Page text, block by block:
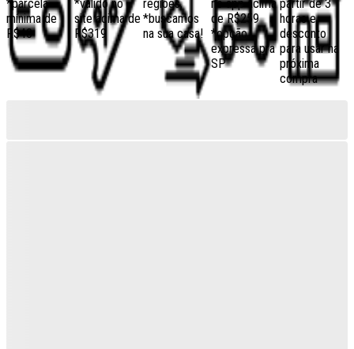
*parcela
mínima de
R$40
*válido no
site acima de
R$319
regiões,
*buscamos
na sua casa!
no app acima
de R$259
*opção
expressa pra
SP
partir de 3
horas e
desconto
para usar na
próxima
compra